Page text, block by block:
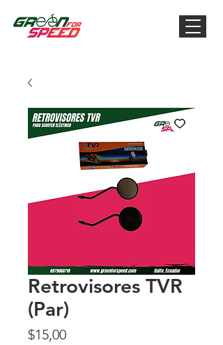
Retrovisores TVR
(Par)
$15,00Precio